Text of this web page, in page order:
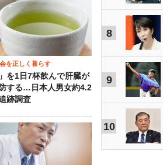
を正しく暮らす
を1日7杯飲んで肝臓が
する…日本人男女約4.2
跡調査
8
9
10